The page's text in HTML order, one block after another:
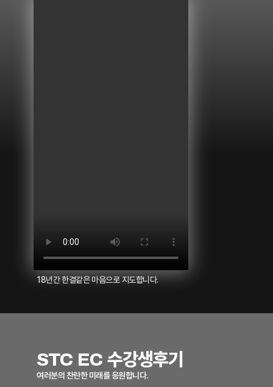
18년간 한결같은 마음으로 지도합니다.
STC EC 수강생후기
여러분의 찬란한 미래를 응원합니다.